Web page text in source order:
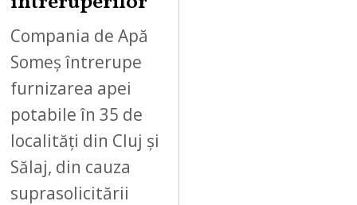
Compania de Apă
Someș întrerupe
furnizarea apei
potabile în 35 de
localități din Cluj și
Sălaj, din cauza
suprasolicitării